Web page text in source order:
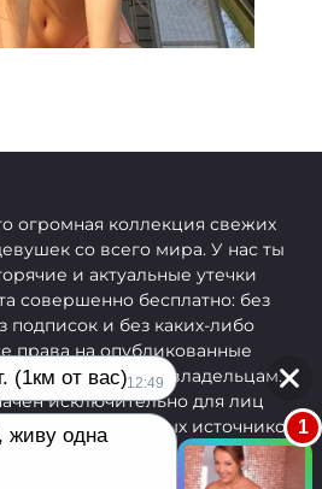
огромная коллекция свежих
со всего мира. У нас ты
и актуальные утечки
совершенно бесплатно: без
подписок и без каких-либо
права на опубликованные
их законным владельцам.
исключительно для лиц
из общедоступных источников
Boosty, Patreon и других
(1км от вас)12:49
одна 1